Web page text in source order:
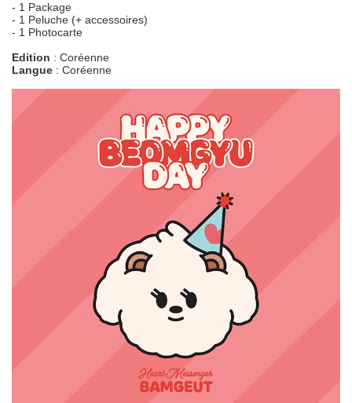
- 1 Package
- 1 Peluche (+ accessoires)
- 1 Photocarte
Edition : Coréenne
Langue : Coréenne